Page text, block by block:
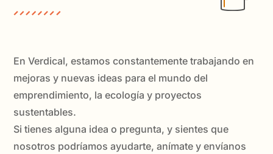
En Verdical, estamos constantemente trabajando en
mejoras y nuevas ideas para el mundo del
emprendimiento, la ecología y proyectos
sustentables.
Si tienes alguna idea o pregunta, y sientes que
nosotros podríamos ayudarte, anímate y envíanos